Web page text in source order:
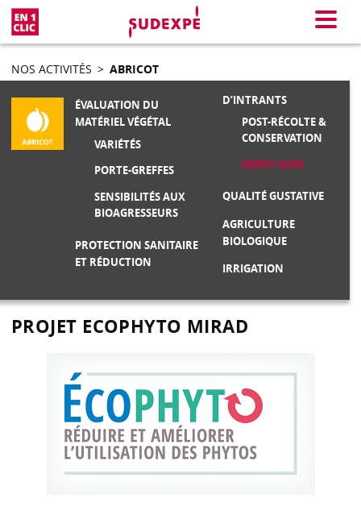
Menu
NOS ACTIVITÉS > ABRICOT
ÉVALUATION DU
MATÉRIEL VÉGÉTAL
VARIÉTÉS
PORTE-GREFFES
SENSIBILITÉS AUX
BIOAGRESSEURS
PROTECTION SANITAIRE
ET RÉDUCTION
D’INTRANTS
POST-RÉCOLTE &
CONSERVATION
DEPHY EXPE
QUALITÉ GUSTATIVE
AGRICULTURE
BIOLOGIQUE
IRRIGATION
PROJET ECOPHYTO MIRAD